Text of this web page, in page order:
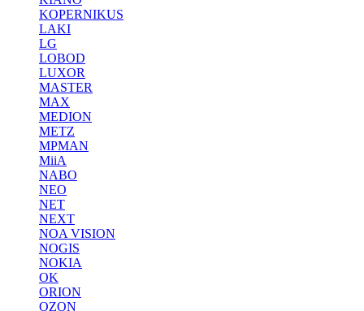
KOPERNIKUS
LAKI
LG
LOBOD
LUXOR
MASTER
MAX
MEDION
METZ
MPMAN
MiiA
NABO
NEO
NET
NEXT
NOA VISION
NOGIS
NOKIA
OK
ORION
OZON